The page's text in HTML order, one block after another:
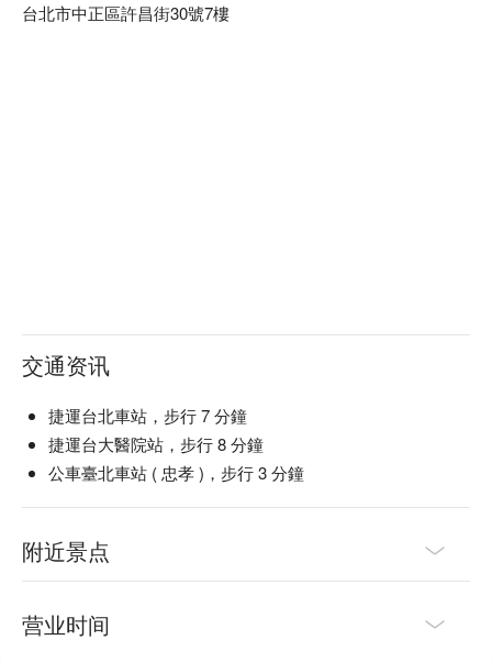
用觀察、突破智慧、通力合作，於指定時間之內尋找線索、破
台北市中正區許昌街30號7樓
交通资讯
捷運台北車站，步行 7 分鐘
捷運台大醫院站，步行 8 分鐘
公車臺北車站 ( 忠孝 )，步行 3 分鐘
附近景点
营业时间